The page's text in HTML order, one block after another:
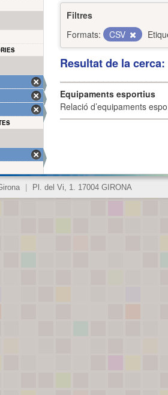
Filtres
Formats:
CSV
Resultat de la
Equipaments esportius
Relació d’equipaments
Pl. del Vi, 1. 17004 GIRONA